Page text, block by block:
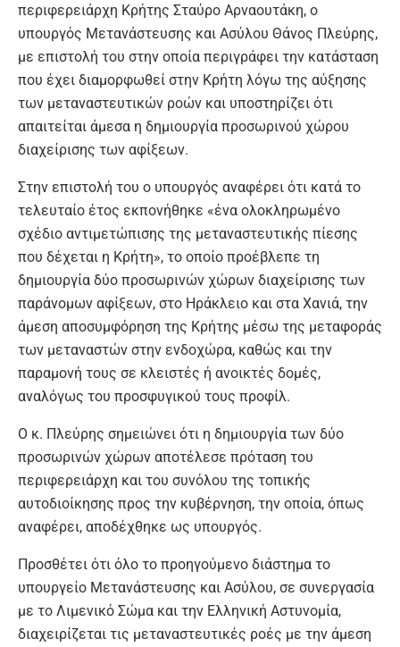
περιφερειάρχη Κρήτης Σταύρο Αρναουτάκη, ο
υπουργός Μετανάστευσης και Ασύλου Θάνος Πλεύρης,
με επιστολή του στην οποία περιγράφει την κατάσταση
που έχει διαμορφωθεί στην Κρήτη λόγω της αύξησης
των μεταναστευτικών ροών και υποστηρίζει ότι
απαιτείται άμεσα η δημιουργία προσωρινού χώρου
διαχείρισης των αφίξεων.
Στην επιστολή του ο υπουργός αναφέρει ότι κατά το
τελευταίο έτος εκπονήθηκε «ένα ολοκληρωμένο
σχέδιο αντιμετώπισης της μεταναστευτικής πίεσης
που δέχεται η Κρήτη», το οποίο προέβλεπε τη
δημιουργία δύο προσωρινών χώρων διαχείρισης των
παράνομων αφίξεων, στο Ηράκλειο και στα Χανιά, την
άμεση αποσυμφόρηση της Κρήτης μέσω της μεταφοράς
των μεταναστών στην ενδοχώρα, καθώς και την
παραμονή τους σε κλειστές ή ανοικτές δομές,
αναλόγως του προσφυγικού τους προφίλ.
Ο κ. Πλεύρης σημειώνει ότι η δημιουργία των δύο
προσωρινών χώρων αποτέλεσε πρόταση του
περιφερειάρχη και του συνόλου της τοπικής
αυτοδιοίκησης προς την κυβέρνηση, την οποία, όπως
αναφέρει, αποδέχθηκε ως υπουργός.
Προσθέτει ότι όλο το προηγούμενο διάστημα το
υπουργείο Μετανάστευσης και Ασύλου, σε συνεργασία
με το Λιμενικό Σώμα και την Ελληνική Αστυνομία,
διαχειρίζεται τις μεταναστευτικές ροές με την άμεση